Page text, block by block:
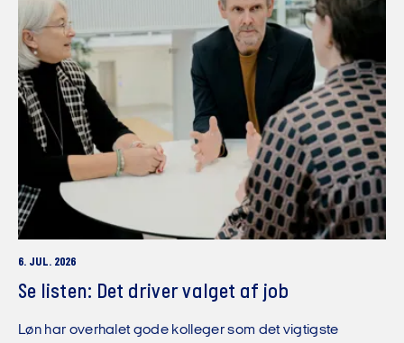
6. JUL. 2026
Se listen: Det driver valget af job
Løn har overhalet gode kolleger som det vigtigste